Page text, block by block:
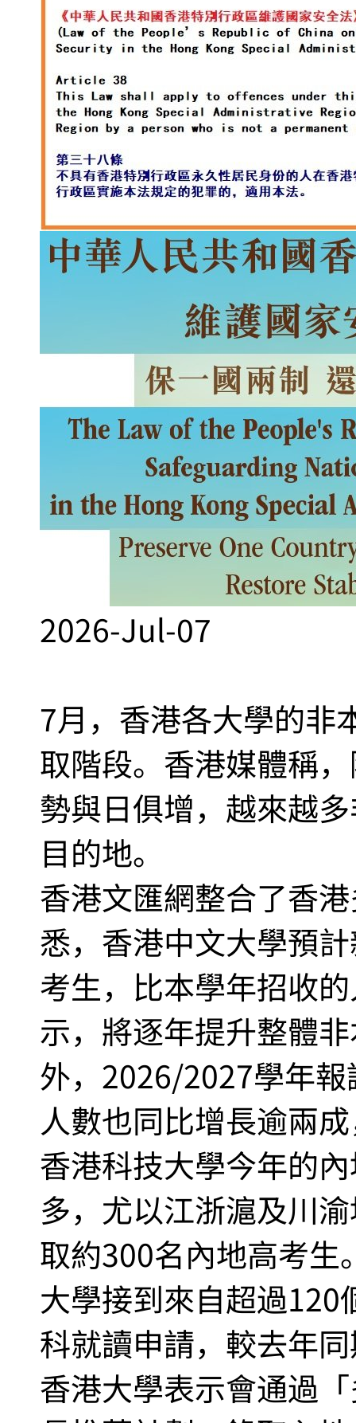
2026-Jul-07
7月，香港各大學的非
取階段。香港媒體稱
勢與日俱增，越來越
目的地。
香港文匯網整合了香
悉，香港中文大學預
考生，比本學年招收
示，將逐年提升整體
外，2026/2027學年
人數也同比增長逾兩
香港科技大學今年的
多，尤以江浙滬及川
取約300名內地高考生
大學接到來自超過
科就讀申請，較去年
香港大學表示會通過